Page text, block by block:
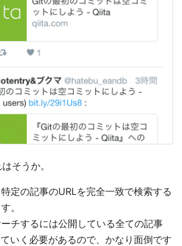
そうか。
定の記事のURLを完全一致で検索する
。
チするには公開している全ての記事
いく必要があるので、かなり面倒です